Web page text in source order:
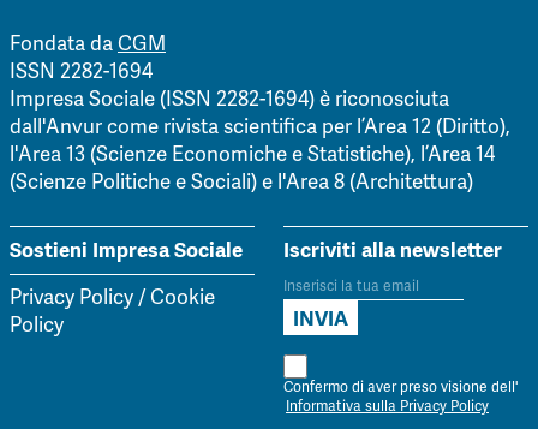
Fondata daCGM
ISSN 2282-1694
Impresa Sociale (ISSN 2282-1694) è riconosciuta
dall'Anvur come rivista scientifica per l’Area 12 (Diritto),
l'Area 13 (Scienze Economiche e Statistiche), l’Area 14
(Scienze Politiche e Sociali) e l'Area 8 (Architettura)
Sostieni Impresa Sociale
Privacy Policy/Cookie
Policy
Iscriviti alla newsletter
Confermo di aver preso visione dell'
Informativa sulla Privacy Policy